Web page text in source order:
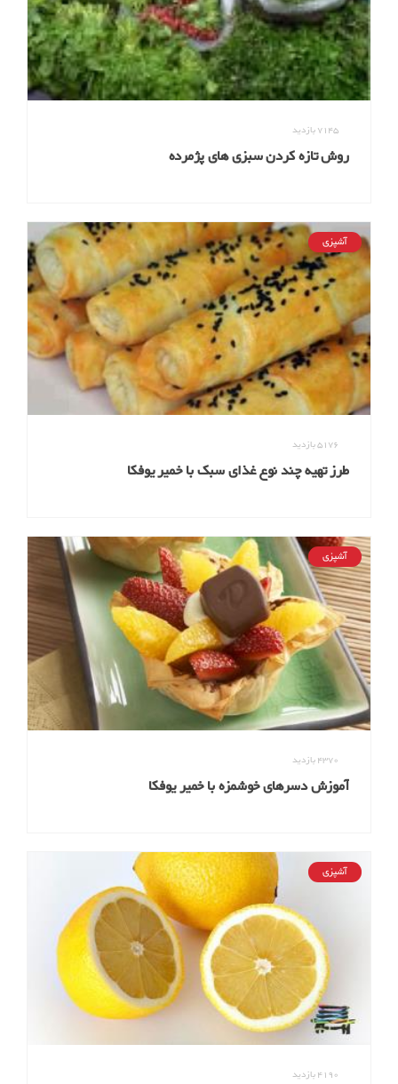
7145بازدید
روش تازه کردن سبزی های پژمرده
آشپزی
5176بازدید
طرز تهیه چند نوع غذای سبک با خمیر یوفکا
آشپزی
4370بازدید
آموزش دسرهای خوشمزه با خمیر یوفکا
آشپزی
4190بازدید